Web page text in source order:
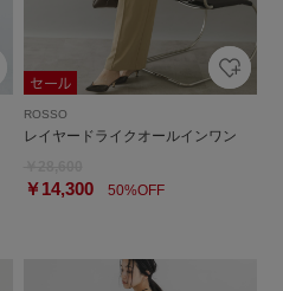
ROSSO
レイヤードライクオールインワン
￥14,30050%OFF